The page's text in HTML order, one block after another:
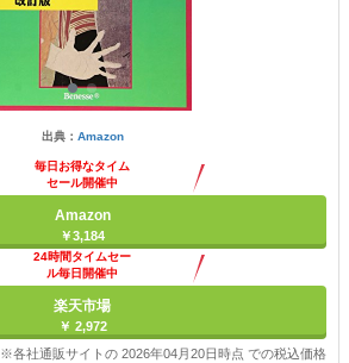
出典： Amazon
毎日お得なタイム
セール開催中
Amazon
￥3,184
24時間タイムセー
ル毎日開催中
楽天市場
￥ 2,972
※各社通販サイトの 2026年04月20日時点 での税込価格